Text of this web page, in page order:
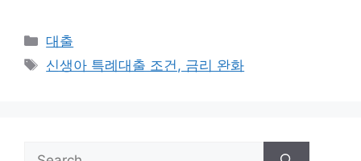
Categories
대출
Tags
신생아 특례대출 조건, 금리 완화